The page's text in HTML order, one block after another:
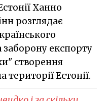
Ханно
розглядає
заборону експорту
створення
території Естонії.